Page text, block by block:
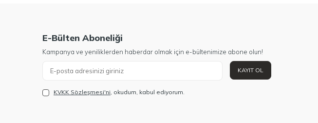
E-Bülten Aboneliği
Kampanya ve yeniliklerden haberdar olmak için e-bültenimize abone olun!
KAYIT OL
KVKK Sözleşmesi'ni, okudum, kabul ediyorum.